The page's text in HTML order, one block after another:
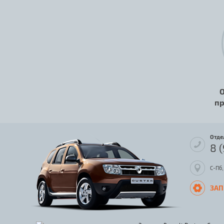
8
С-Пб,